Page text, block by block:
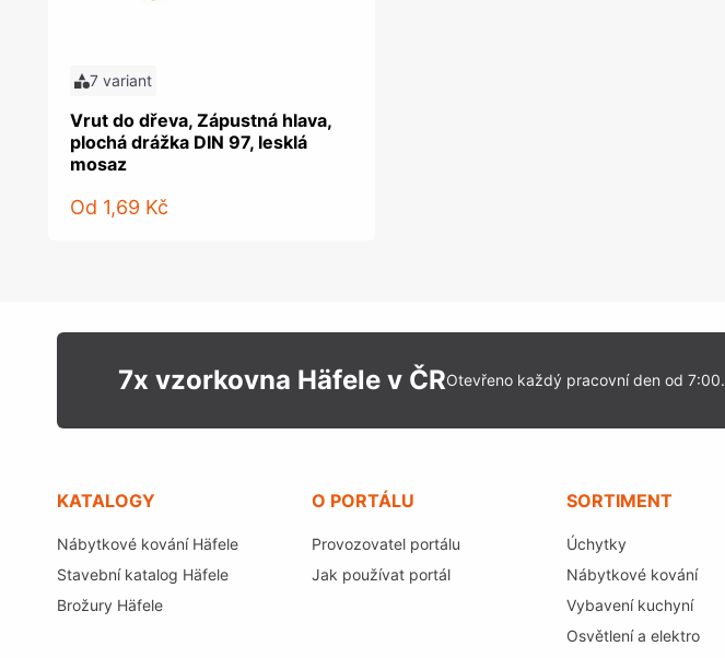
7 variant
Vrut do dřeva, Zápustná hlava,
plochá drážka DIN 97, lesklá
mosaz
Od 1,69 Kč
7x vzorkovna Häfele v ČROtevřeno každý pracovní den od 7:00.
KATALOGY
Nábytkové kování Häfele
Stavební katalog Häfele
Brožury Häfele
O PORTÁLU
Provozovatel portálu
Jak používat portál
SORTIMENT
Úchytky
Nábytkové kování
Vybavení kuchyní
Osvětlení a elektro